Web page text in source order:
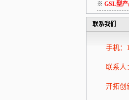
※ GSL型
联系我们
手机：
联系人
开拓创